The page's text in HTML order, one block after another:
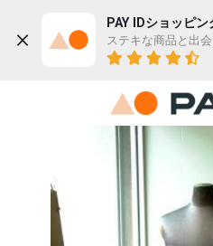
PAY IDショッピン
ステキな商品と出